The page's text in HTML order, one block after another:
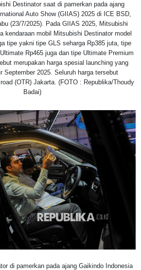
Destinator saat di pamerkan pada ajang
Auto Show (GIIAS) 2025 di ICE BSD,
(23/7/2025). Pada GIIAS 2025, Mitsubishi
kendaraan mobil Mitsubishi Destinator model
tipe yakni tipe GLS seharga Rp385 juta, tipe
Rp465 juga dan tipe Ultimate Premium
merupakan harga spesial launching yang
September 2025. Seluruh harga tersebut
(OTR) Jakarta. (FOTO : Republika/Thoudy
Badai)
di pamerkan pada ajang Gaikindo Indonesia